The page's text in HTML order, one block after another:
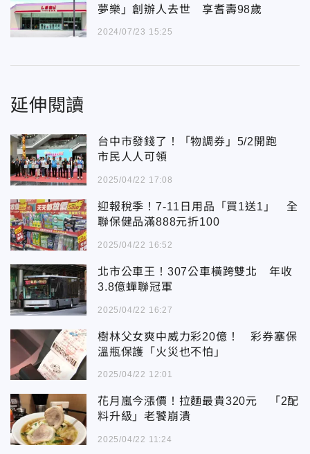
夢樂」創辦人去世 享耆壽98歲
2024/07/23 15:25
延伸閱讀
台中市發錢了！「物調券」5/2開跑
市民人人可領
2025/04/22 17:08
迎報稅季！7-11日用品「買1送1」 全
聯保健品滿888元折100
2025/04/22 16:52
北市公車王！307公車橫跨雙北 年收
3.8億蟬聯冠軍
2025/04/22 16:27
樹林父女爽中威力彩20億！ 彩券塞保
溫瓶保護「火災也不怕」
2025/04/22 12:01
花月嵐今漲價！拉麵最貴320元 「2配
料升級」老饕崩潰
2025/04/22 11:24